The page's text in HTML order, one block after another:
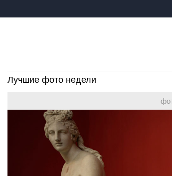
Лучшие фото недели